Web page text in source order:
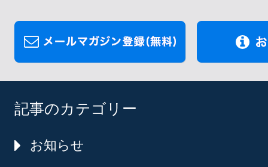
記事のカテゴリー
お知らせ